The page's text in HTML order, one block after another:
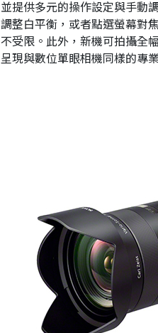
並提供多元的操作設定與手動
調整白平衡，或者點選螢幕對
不受限。此外，新機可拍攝全
呈現與數位單眼相機同樣的專